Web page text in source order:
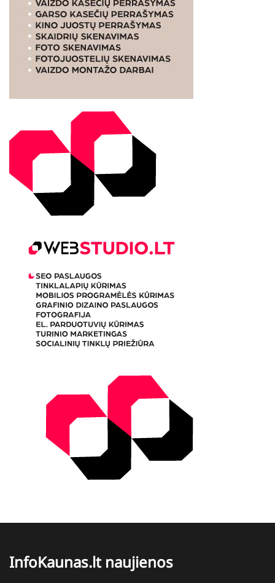
InfoKaunas.lt naujienos